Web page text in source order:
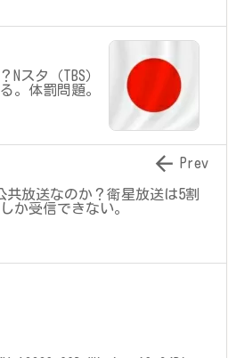
Nスタ（TBS）
。体罰問題。
共放送なのか？衛星放送は5割
か受信できない。
 Prev